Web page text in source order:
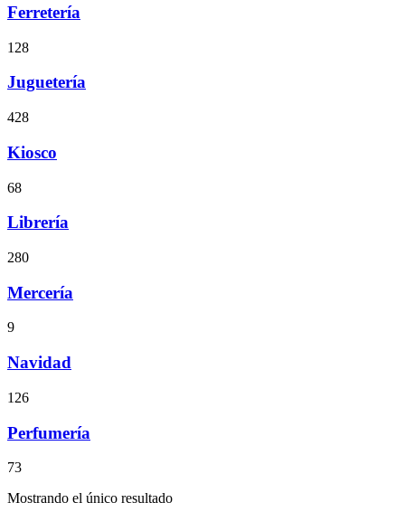
Ferretería
128
Juguetería
428
Kiosco
68
Librería
280
Mercería
9
Navidad
126
Perfumería
73
Mostrando el único resultado